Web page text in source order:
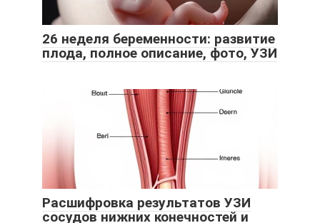
26 неделя беременности: развитие
плода, полное описание, фото, УЗИ
Расшифровка результатов УЗИ
сосудов нижних конечностей и